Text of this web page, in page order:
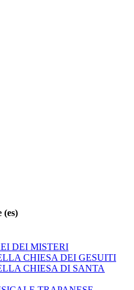
(es)
DEI MISTERI
CHIESA DEI GESUITI
CHIESA DI SANTA